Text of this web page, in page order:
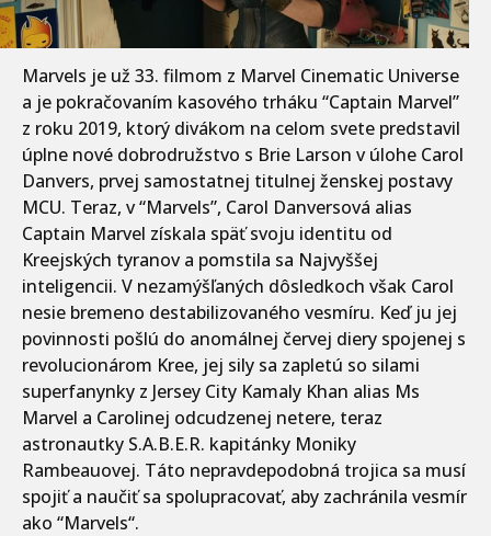
Marvels je už 33. filmom z Marvel Cinematic Universe
a je pokračovaním kasového trháku “Captain Marvel”
z roku 2019, ktorý divákom na celom svete predstavil
úplne nové dobrodružstvo s Brie Larson v úlohe Carol
Danvers, prvej samostatnej titulnej ženskej postavy
MCU. Teraz, v “Marvels”, Carol Danversová alias
Captain Marvel získala späť svoju identitu od
Kreejských tyranov a pomstila sa Najvyššej
inteligencii. V nezamýšľaných dôsledkoch však Carol
nesie bremeno destabilizovaného vesmíru. Keď ju jej
povinnosti pošlú do anomálnej červej diery spojenej s
revolucionárom Kree, jej sily sa zapletú so silami
superfanynky z Jersey City Kamaly Khan alias Ms
Marvel a Carolinej odcudzenej netere, teraz
astronautky S.A.B.E.R. kapitánky Moniky
Rambeauovej. Táto nepravdepodobná trojica sa musí
spojiť a naučiť sa spolupracovať, aby zachránila vesmír
ako “Marvels“.